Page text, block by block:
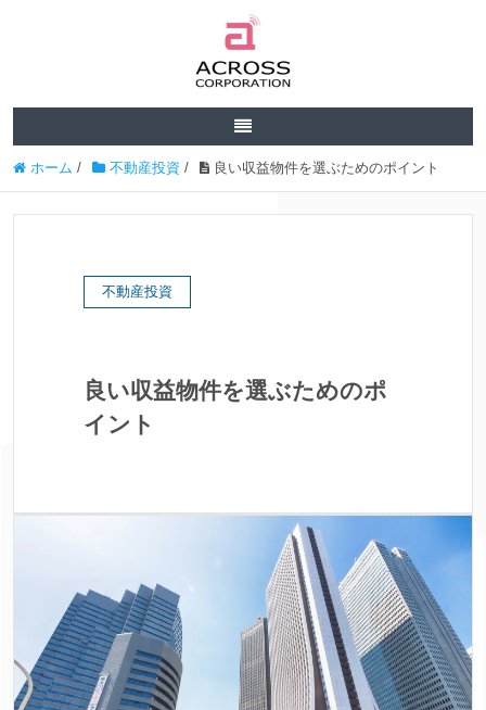
ホーム / 不動産投資 / 良い収益物件を選ぶためのポイント
不動産投資
良い収益物件を選ぶためのポ
イント